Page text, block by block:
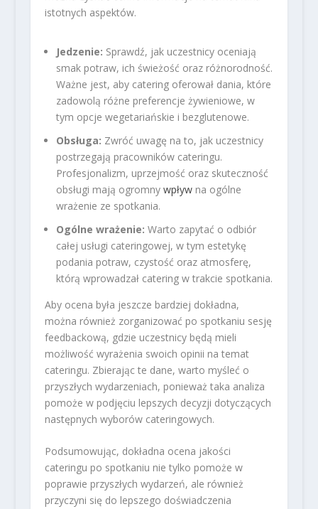
istotnych aspektów.
Jedzenie: Sprawdź, jak uczestnicy oceniają
smak potraw, ich świeżość oraz różnorodność.
Ważne jest, aby catering oferował dania, które
zadowolą różne preferencje żywieniowe, w
tym opcje wegetariańskie i bezglutenowe.
Obsługa: Zwróć uwagę na to, jak uczestnicy
postrzegają pracowników cateringu.
Profesjonalizm, uprzejmość oraz skuteczność
obsługi mają ogromny wpływna ogólne
wrażenie ze spotkania.
Ogólne wrażenie: Warto zapytać o odbiór
całej usługi cateringowej, w tym estetykę
podania potraw, czystość oraz atmosferę,
którą wprowadzał catering w trakcie spotkania.
Aby ocena była jeszcze bardziej dokładna,
można również zorganizować po spotkaniu sesję
feedbackową, gdzie uczestnicy będą mieli
możliwość wyrażenia swoich opinii na temat
cateringu. Zbierając te dane, warto myśleć o
przyszłych wydarzeniach, ponieważ taka analiza
pomoże w podjęciu lepszych decyzji dotyczących
następnych wyborów cateringowych.
Podsumowując, dokładna ocena jakości
cateringu po spotkaniu nie tylko pomoże w
poprawie przyszłych wydarzeń, ale również
przyczyni się do lepszego doświadczenia